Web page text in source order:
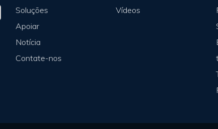
Soluções
Apoiar
Notícia
Contate-nos
Vídeos